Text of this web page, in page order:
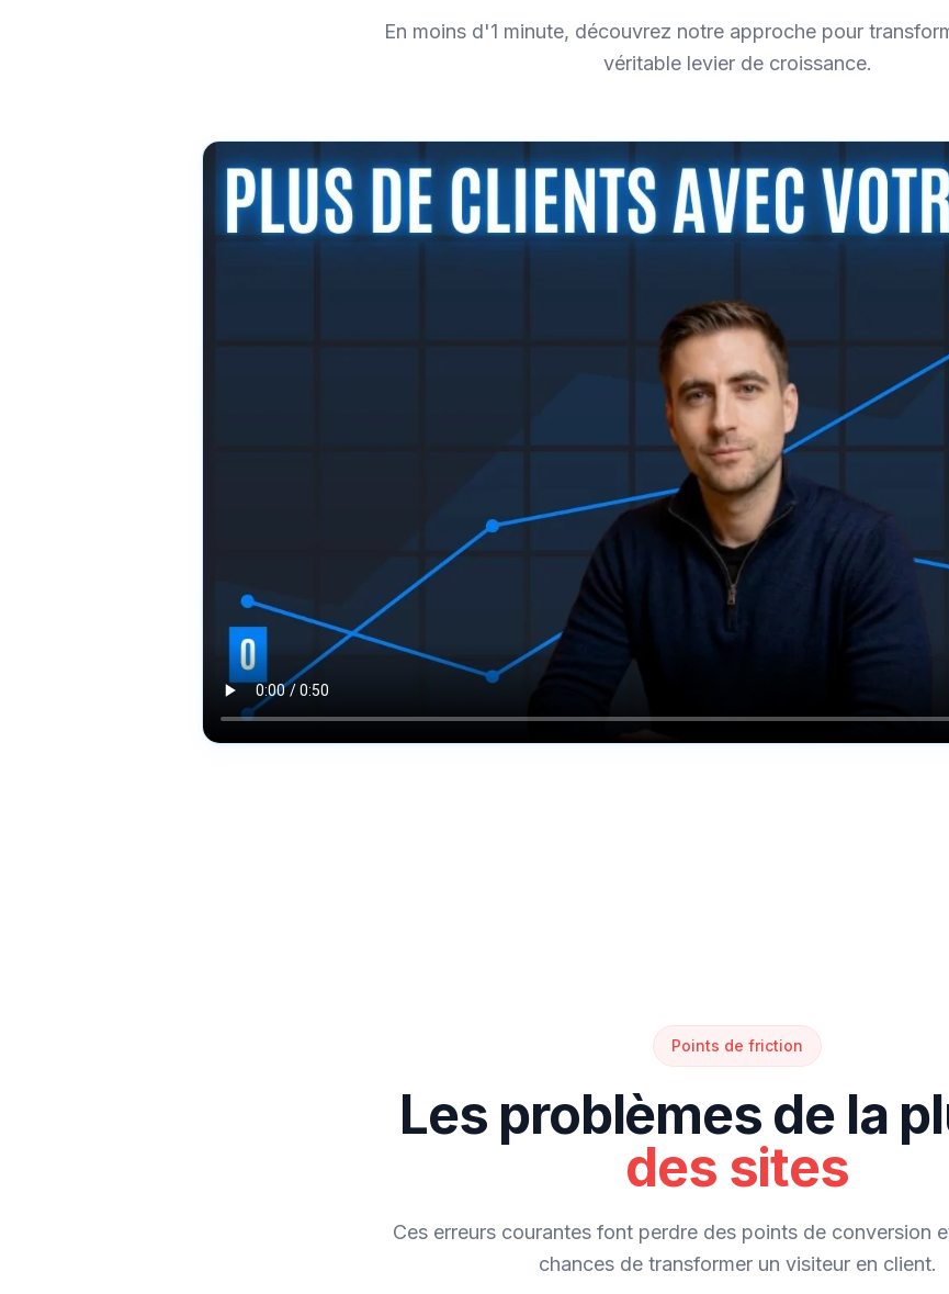
En moins d'1 minute, découvrez notre approche pour
véritable levier de croissance.
Points de friction
Les problèmes de la
des sites
Ces erreurs courantes font perdre des points de conversion
chances de transformer un visiteur en client.